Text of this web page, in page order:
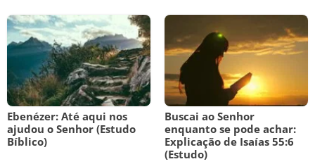
Ebenézer: Até aqui nos
ajudou o Senhor (Estudo
Bíblico)
Buscai ao Senhor
enquanto se pode achar:
Explicação de Isaías 55:6
(Estudo)